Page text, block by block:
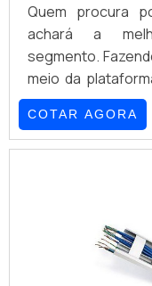
Quem procura
achará a
segmento.
meio da
indústrias e
no mercado
segmento.UM
encontra na
Telecom.
clientes rack
COTAR AGORA